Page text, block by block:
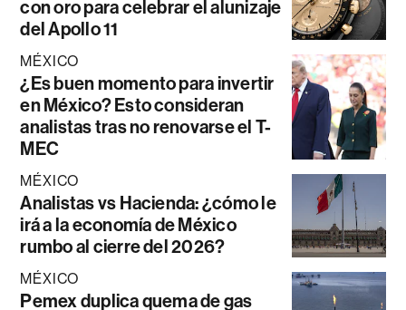
con oro para celebrar el alunizaje
del Apollo 11
MÉXICO
¿Es buen momento para invertir
en México? Esto consideran
analistas tras no renovarse el T-
MEC
MÉXICO
Analistas vs Hacienda: ¿cómo le
irá a la economía de México
rumbo al cierre del 2026?
MÉXICO
Pemex duplica quema de gas